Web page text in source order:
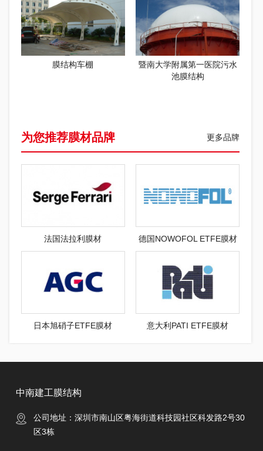
膜结构车棚
暨南大学附属第一医院污水
池膜结构
更多品牌
为您推荐膜材品牌
法国法拉利膜材 德国NOWOFOL ETFE膜材
日本旭硝子ETFE膜材 意大利PATI ETFE膜材
中南建工膜结构
公司地址：深圳市南山区粤海街道科技园社区科发路2号30
区3栋